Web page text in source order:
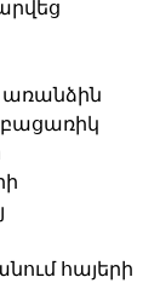
առանձին
հայերի